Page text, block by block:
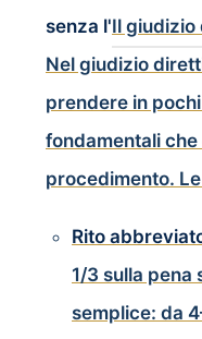
senza l'Il giudizio
Nel giudizio
prendere in
fondamentali
procedimento.
Rito
1/3 sulla pena
semplice: da